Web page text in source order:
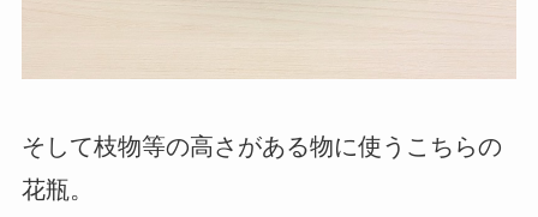
そして枝物等の高さがある物に使うこちらの
花瓶。